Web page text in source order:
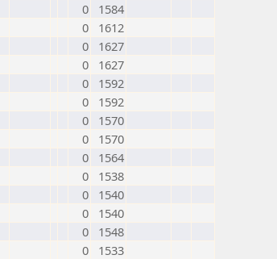
0
1584
0
1612
0
1627
0
1627
0
1592
0
1592
0
1570
0
1570
0
1564
0
1538
0
1540
0
1540
0
1548
0
1533